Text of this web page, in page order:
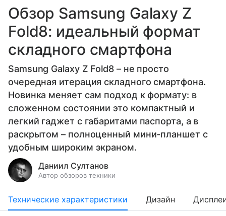
Обзор Samsung Galaxy Z
Fold8: идеальный формат
складного смартфона
Samsung Galaxy Z Fold8 – не просто
очередная итерация складного смартфона.
Новинка меняет сам подход к формату: в
сложенном состоянии это компактный и
легкий гаджет с габаритами паспорта, а в
раскрытом – полноценный мини-планшет с
удобным широким экраном.
Даниил Султанов
Автор обзоров техники
Технические характеристики Дизайн